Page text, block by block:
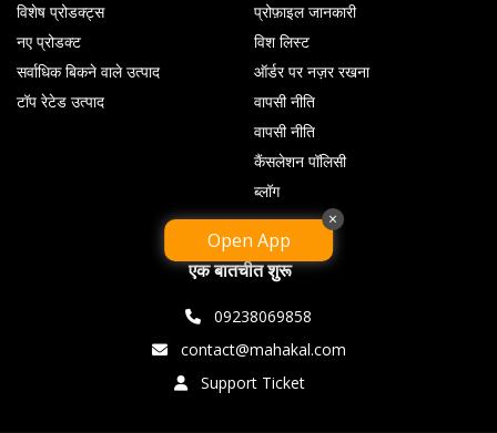
विशेष प्रोडक्ट्स
नए प्रोडक्ट
सर्वाधिक बिकने वाले उत्पाद
टॉप रेटेड उत्पाद
प्रोफ़ाइल जानकारी
विश लिस्ट
ऑर्डर पर नज़र रखना
वापसी नीति
वापसी नीति
कैंसलेशन पॉलिसी
ब्लॉग
एक बातचीत शुरू
09238069858
contact@mahakal.com
Support Ticket
Open App
×